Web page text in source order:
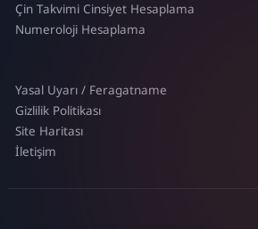
Çin Takvimi Cinsiyet Hesaplama
Numeroloji Hesaplama
Yasal Uyarı / Feragatname
Gizlilik Politikası
Site Haritası
İletişim